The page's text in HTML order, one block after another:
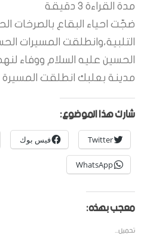
مدة القراءة 3 دقيقة
ضجّت احياء البقاع بالصرخات
التلبية،وانطلقت المسيرات
الحسين عليه السلام ووفاء
مدينة بعلبك انطلقت المسيرة
شارك هذا الموضوع:
Twitter فيس بوك
WhatsApp
معجب بهذه:
تحميل...